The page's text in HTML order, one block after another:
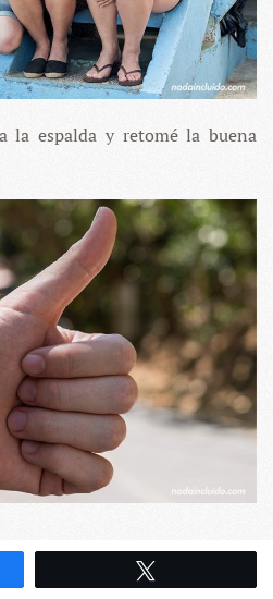
la espalda y retomé la buena
Teresa